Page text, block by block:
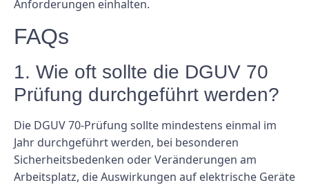
Anforderungen einhalten.
FAQs
1. Wie oft sollte die DGUV 70
Prüfung durchgeführt werden?
Die DGUV 70-Prüfung sollte mindestens einmal im
Jahr durchgeführt werden, bei besonderen
Sicherheitsbedenken oder Veränderungen am
Arbeitsplatz, die Auswirkungen auf elektrische Geräte